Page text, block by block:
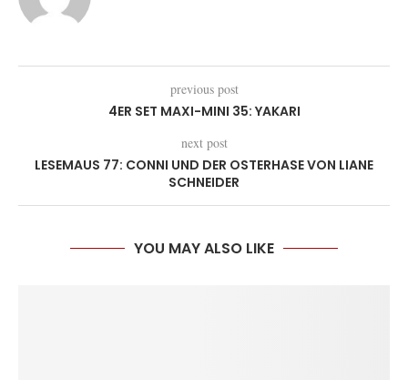
previous post
4ER SET MAXI-MINI 35: YAKARI
next post
LESEMAUS 77: CONNI UND DER OSTERHASE VON LIANE
SCHNEIDER
YOU MAY ALSO LIKE